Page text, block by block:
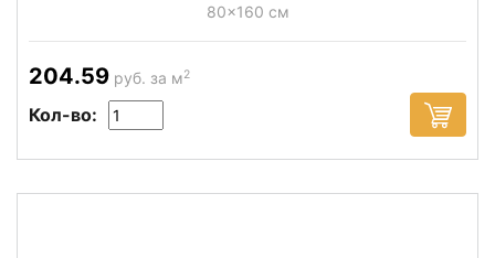
80x160 см
204.59 руб. за м2
Кол-во: